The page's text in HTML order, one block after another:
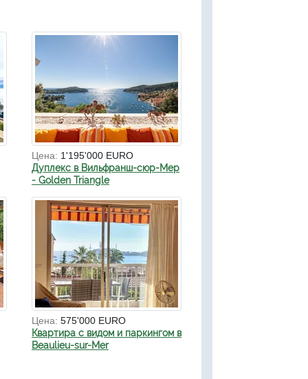
Цена: 1'195'000 EURO
Дуплекс в Вильфранш-сюр-Мер
- Golden Triangle
Цена: 575'000 EURO
Квартира с видом и паркингом в
Beaulieu-sur-Mer